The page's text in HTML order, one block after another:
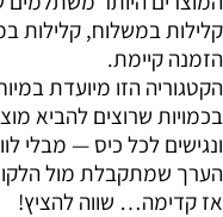
הזמנה קיימת.
הקטגוריה הזו מיועדת
בכמויות שרוצים להביא
ונגישים לכל כיס — מבלי
הערך שמתקבלת מול
אז קדימה… שווה להציץ!